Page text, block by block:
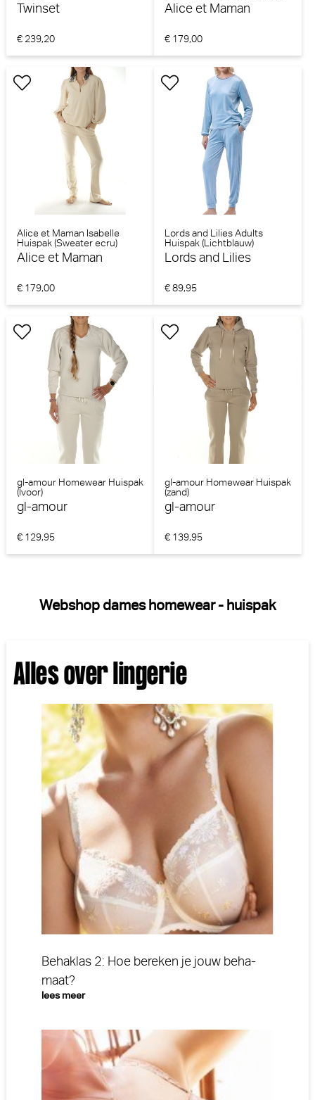
Twinset
€ 239,20
Alice et Maman
€ 179,00
Alice et Maman Isabelle
Huispak (Sweater ecru)
Alice et Maman
€ 179,00
Lords and Lilies Adults
Huispak (Lichtblauw)
Lords and Lilies
€ 89,95
gl-amour Homewear Huispak
(Ivoor)
gl-amour
€ 129,95
gl-amour Homewear Huispak
(zand)
gl-amour
€ 139,95
Webshop dames homewear - huispak
Alles over lingerie
Behaklas 2: Hoe bereken je jouw beha-
maat?
lees meer